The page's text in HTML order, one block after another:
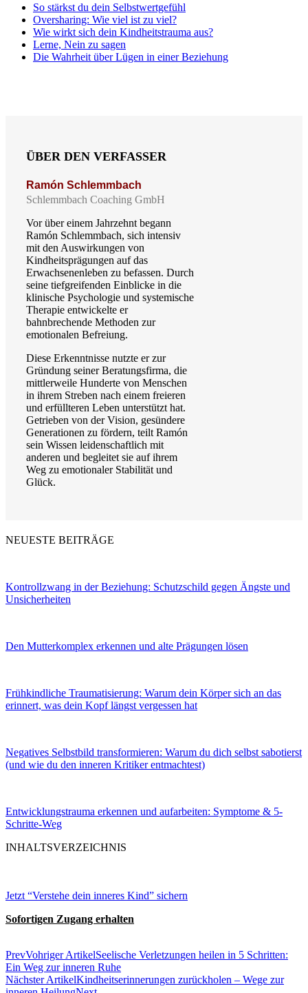
So stärkst du dein Selbstwertgefühl
Oversharing: Wie viel ist zu viel?
Wie wirkt sich dein Kindheitstrauma aus?
Lerne, Nein zu sagen
Die Wahrheit über Lügen in einer Beziehung
ÜBER DEN VERFASSER
Ramón Schlemmbach
Schlemmbach Coaching GmbH
Vor über einem Jahrzehnt begann
Ramón Schlemmbach, sich intensiv
mit den Auswirkungen von
Kindheitsprägungen auf das
Erwachsenenleben zu befassen. Durch
seine tiefgreifenden Einblicke in die
klinische Psychologie und systemische
Therapie entwickelte er
bahnbrechende Methoden zur
emotionalen Befreiung.
Diese Erkenntnisse nutzte er zur
Gründung seiner Beratungsfirma, die
mittlerweile Hunderte von Menschen
in ihrem Streben nach einem freieren
und erfüllteren Leben unterstützt hat.
Getrieben von der Vision, gesündere
Generationen zu fördern, teilt Ramón
sein Wissen leidenschaftlich mit
anderen und begleitet sie auf ihrem
Weg zu emotionaler Stabilität und
Glück.
NEUESTE BEITRÄGE
Kontrollzwang in der Beziehung: Schutzschild gegen Ängste und
Unsicherheiten
Den Mutterkomplex erkennen und alte Prägungen lösen
Frühkindliche Traumatisierung: Warum dein Körper sich an das
erinnert, was dein Kopf längst vergessen hat
Negatives Selbstbild transformieren: Warum du dich selbst sabotierst
(und wie du den inneren Kritiker entmachtest)
Entwicklungstrauma erkennen und aufarbeiten: Symptome & 5-
Schritte-Weg
INHALTSVERZEICHNIS
Jetzt “Verstehe dein inneres Kind” sichern
Sofortigen Zugang erhalten
PrevVohriger ArtikelSeelische Verletzungen heilen in 5 Schritten:
Ein Weg zur inneren Ruhe
Nächster ArtikelKindheitserinnerungen zurückholen – Wege zur